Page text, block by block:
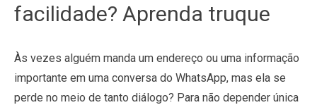
facilidade? Aprenda truque
Às vezes alguém manda um endereço ou uma informação
importante em uma conversa do WhatsApp, mas ela se
perde no meio de tanto diálogo? Para não depender única